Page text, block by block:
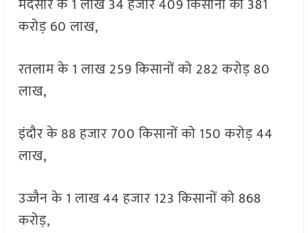
करोड़ 60 लाख,
रतलाम के 1 लाख 259 किसानों को 282 करोड़ 80
लाख,
इंदौर के 88 हजार 700 किसानों को 150 करोड़ 44
लाख,
उज्जैन के 1 लाख 44 हजार 123 किसानों को 868
करोड़,